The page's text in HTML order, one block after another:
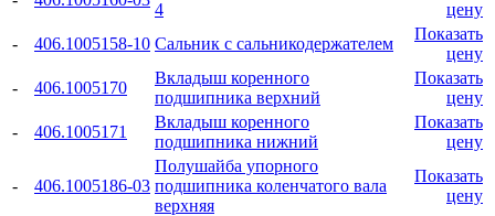
4
цену
-
406.1005158-10 Сальник с сальникодержателем
Показать
цену
-
406.1005170
Вкладыш коренного
подшипника верхний
Показать
цену
-
406.1005171
Вкладыш коренного
подшипника нижний
Показать
цену
- 406.1005186-03
Полушайба упорного
подшипника коленчатого вала
верхняя
Показать
цену